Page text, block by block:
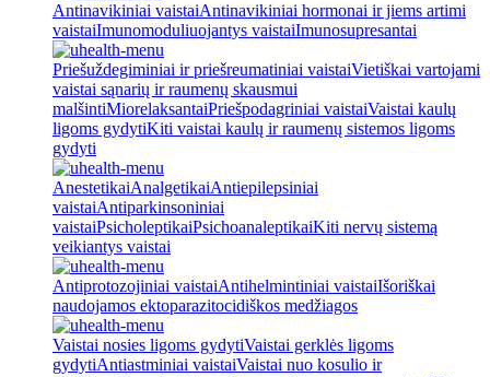
Antinavikiniai vaistaiAntinavikiniai hormonai ir jiems artimi
vaistaiImunomoduliuojantys vaistaiImunosupresantai
Priešuždegiminiai ir priešreumatiniai vaistaiVietiškai vartojami
vaistai sąnarių ir raumenų skausmui
malšintiMiorelaksantaiPriešpodagriniai vaistaiVaistai kaulų
ligoms gydytiKiti vaistai kaulų ir raumenų sistemos ligoms
gydyti
AnestetikaiAnalgetikaiAntiepilepsiniai
vaistaiAntiparkinsoniniai
vaistaiPsicholeptikaiPsichoanaleptikaiKiti nervų sistemą
veikiantys vaistai
Antiprotozojiniai vaistaiAntihelmintiniai vaistaiIšoriškai
naudojamos ektoparazitocidiškos medžiagos
Vaistai nosies ligoms gydytiVaistai gerklės ligoms
gydytiAntiastminiai vaistaiVaistai nuo kosulio ir